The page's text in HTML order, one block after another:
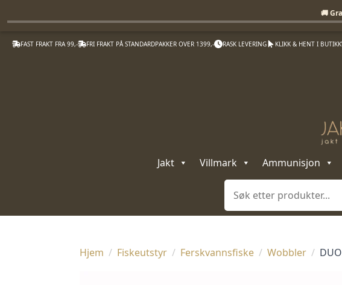
FAST FRAKT FRA 99,- FRI FRAKT PÅ STANDARDPAKKER OVER 1399,- RASK LEVERING KLIKK & HENT I BUTIKK
Jakt Villmark Ammunisjon
Søk
Hjem Fiskeutstyr Ferskvannsfiske Wobbler
🚚